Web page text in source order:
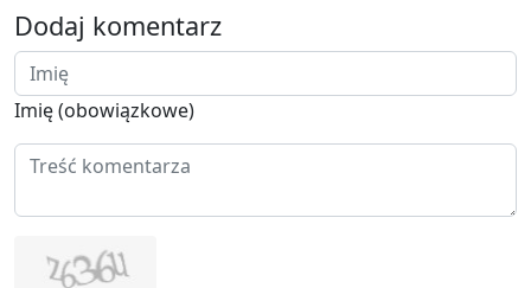
Dodaj komentarz
Imię (obowiązkowe)